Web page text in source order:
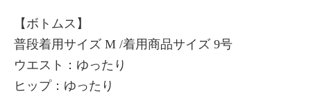
【ボトムス】
普段着用サイズ M /着用商品サイズ 9号
ウエスト：ゆったり
ヒップ：ゆったり